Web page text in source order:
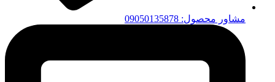
مشاور محصول: 09050135878